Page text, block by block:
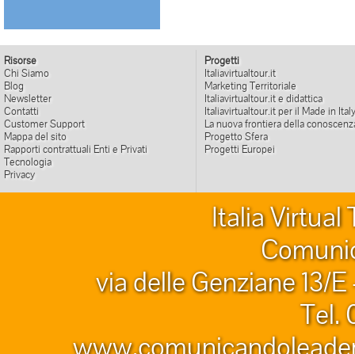
Risorse
Chi Siamo
Blog
Newsletter
Contatti
Customer Support
Mappa del sito
Rapporti contrattuali Enti e Privati
Tecnologia
Privacy
Progetti
Italiavirtualtour.it
Marketing Territoriale
Italiavirtualtour.it e didattica
Italiavirtualtour.it per il Made in Italy
La nuova frontiera della
Progetto Sfera
Progetti Europei
Italia Virtual
via delle Genziane 13/
Tel.